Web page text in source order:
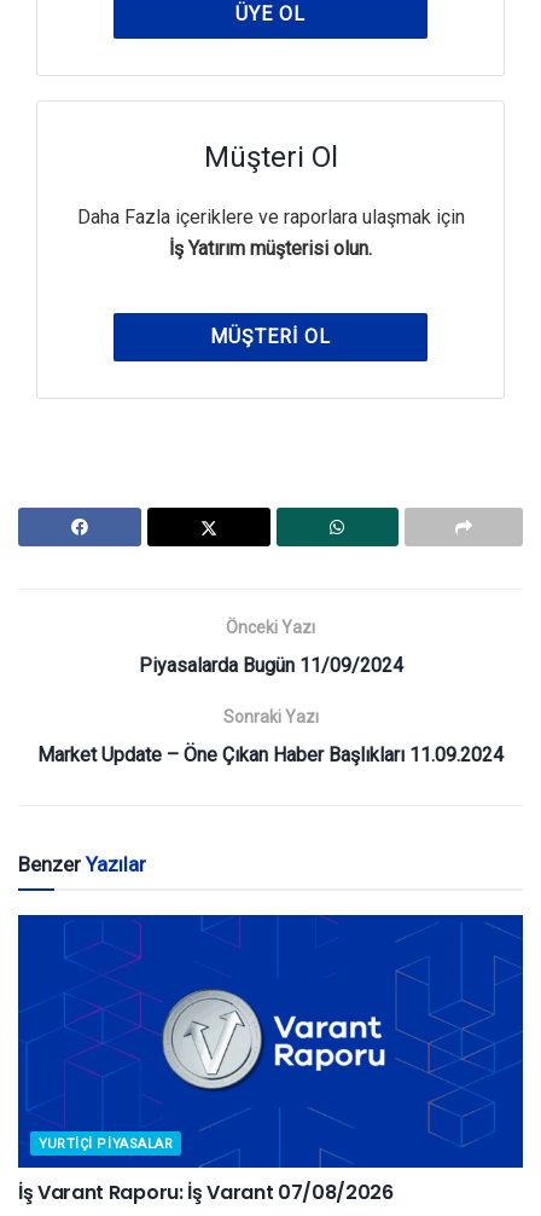
ÜYE OL
Müşteri Ol
Daha Fazla içeriklere ve raporlara ulaşmak için
İş Yatırım müşterisi olun.
MÜŞTERI OL
Önceki Yazı
Piyasalarda Bugün 11/09/2024
Sonraki Yazı
Market Update – Öne Çıkan Haber Başlıkları 11.09.2024
BenzerYazılar
YURTIÇI PIYASALAR
İş Varant Raporu: İş Varant 07/08/2026